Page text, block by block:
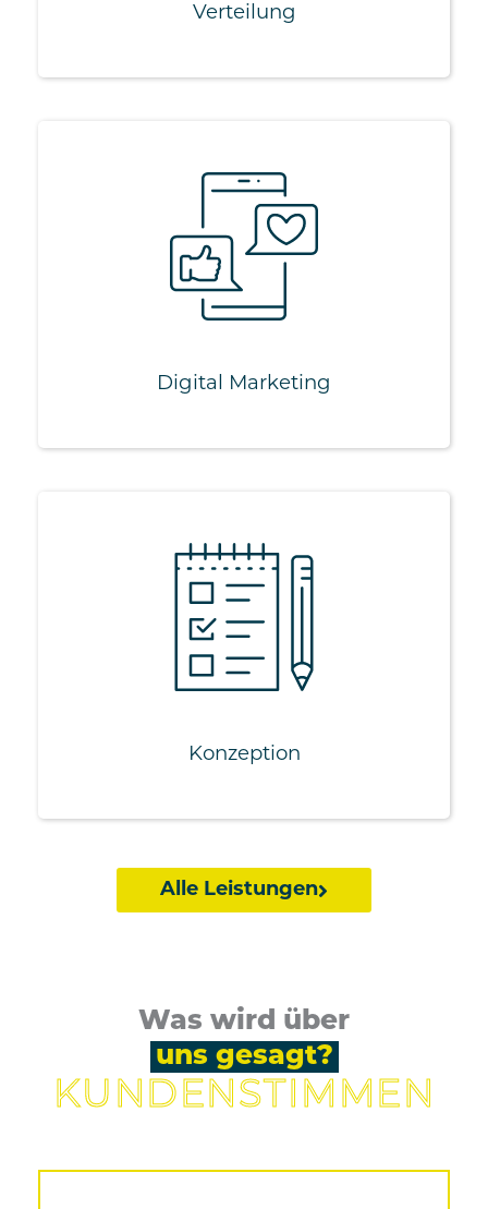
Verteilung
Digital Marketing
Digital Marketing
Advertising
Konzeption
Marketingkonzeption
Mediaplanung
Kampagnenplanung
Alle Leistungen
Was wird über
uns gesagt?
KUNDEN­STIMMEN